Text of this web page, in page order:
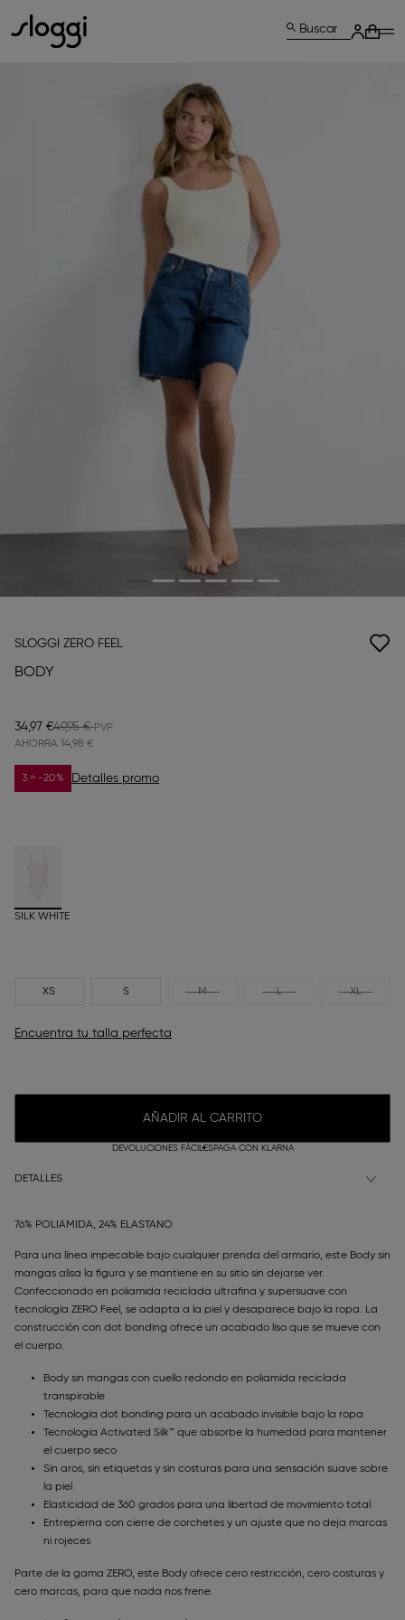
Buscar
SLOGGI ZERO FEEL
BODY
34,97 €49,95 €
AHORRA 14,98 €
3 = -20% Detalles promo
SILK WHITE
XS S M L XL
Encuentra tu talla perfecta
AÑADIR AL CARRITO
DEVOLUCIONES FÁCILESPAGA CON KLARNA
DETALLES
76% POLIAMIDA, 24% ELASTANO
Para una línea impecable bajo cualquier prenda del armario, este Body sin
mangas alisa la figura y se mantiene en su sitio sin dejarse ver.
Confeccionado en poliamida reciclada ultrafina y supersuave con
tecnología ZERO Feel, se adapta a la piel y desaparece bajo la ropa. La
construcción con dot bonding ofrece un acabado liso que se mueve con
el cuerpo.
Body sin mangas con cuello redondo en poliamida reciclada
transpirable
Tecnología dot bonding para un acabado invisible bajo la ropa
Tecnología Activated Silk™ que absorbe la humedad para mantener
el cuerpo seco
Sin aros, sin etiquetas y sin costuras para una sensación suave sobre
la piel
Elasticidad de 360 grados para una libertad de movimiento total
Entrepierna con cierre de corchetes y un ajuste que no deja marcas
ni rojeces
Parte de la gama ZERO, este Body ofrece cero restricción, cero costuras y
cero marcas, para que nada nos frene.